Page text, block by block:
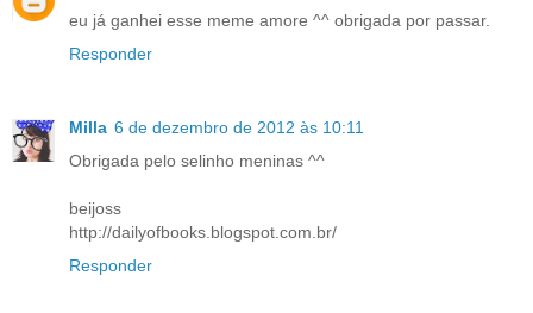
eu já ganhei esse meme amore ^^ obrigada por passar.
Responder
Milla 6 de dezembro de 2012 às 10:11
Obrigada pelo selinho meninas ^^
beijoss
http://dailyofbooks.blogspot.com.br/
Responder